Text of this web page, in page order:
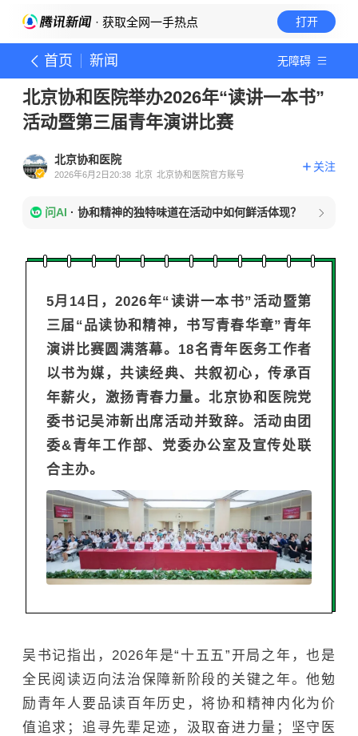
· 获取全网一手热点 打开
首页 新闻 无障碍
北京协和医院举办2026年“读讲一本书”
活动暨第三届青年演讲比赛
北京协和医院
2026年6月2日20:38 北京 北京协和医院官方账号
关注
问AI · 协和精神的独特味道在活动中如何鲜活体现？
5月14日，2026年“读讲一本书”活动暨第
三届“品读协和精神，书写青春华章”青年
演讲比赛圆满落幕。18名青年医务工作者
以书为媒，共读经典、共叙初心，传承百
年薪火，激扬青春力量。北京协和医院党
委书记吴沛新出席活动并致辞。活动由团
委&青年工作部、党委办公室及宣传处联
合主办。
吴书记指出，2026年是“十五五”开局之年，也是
全民阅读迈向法治保障新阶段的关键之年。他勉
励青年人要 品读百年历史 ，将协和精神内化为价
值追求；追寻先辈足迹，汲取奋进力量；坚守医